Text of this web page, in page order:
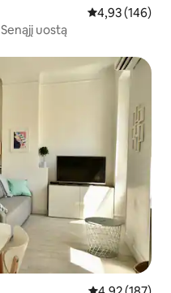
Vidutinis
4,93 (146)
Vieta su stebuklingais vaizdais į Senąjį uostą